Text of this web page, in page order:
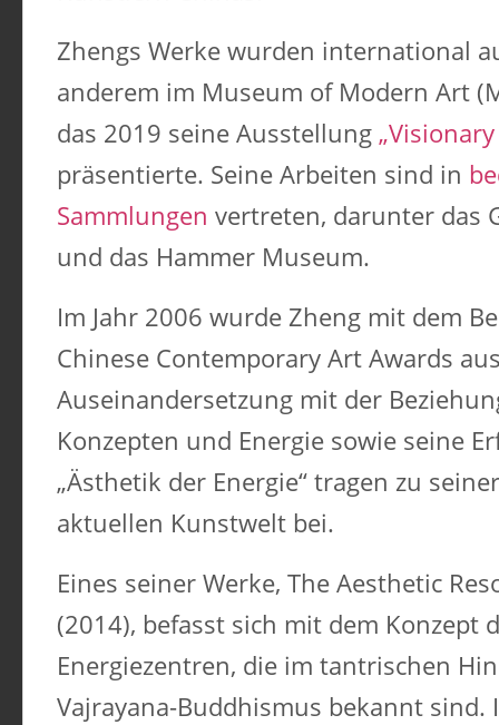
Zhengs Werke wurden international
anderem im Museum of Modern Art
das 2019 seine Ausstellung
präsentierte. Seine Arbeiten sind in
Sammlungen vertreten, darunter das
und das Hammer Museum. ​
Im Jahr 2006 wurde Zheng mit dem
Chinese Contemporary Art Awards
Auseinandersetzung mit der
Konzepten und Energie sowie seine
„Ästhetik der Energie“ tragen zu
aktuellen Kunstwelt bei.
Eines seiner Werke, The Aesthetic
(2014), befasst sich mit dem Konzept
Energiezentren, die im tantrischen
Vajrayana-Buddhismus bekannt sind.